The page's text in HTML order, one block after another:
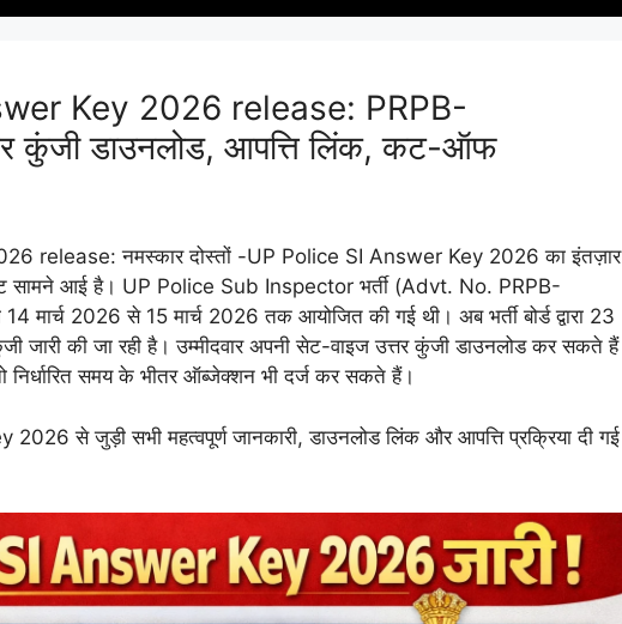
Key 2026 release: PRPB-
कुंजी डाउनलोड, आपत्ति लिंक, कट-ऑफ
release: नमस्कार दोस्तों -UP Police SI Answer Key 2026 का इंतज़ार
सामने आई है। UP Police Sub Inspector भर्ती (Advt. No. PRPB-
मार्च 2026 से 15 मार्च 2026 तक आयोजित की गई थी। अब भर्ती बोर्ड द्वारा 23
जारी की जा रही है। उम्मीदवार अपनी सेट-वाइज उत्तर कुंजी डाउनलोड कर सकते हैं
निर्धारित समय के भीतर ऑब्जेक्शन भी दर्ज कर सकते हैं।
से जुड़ी सभी महत्वपूर्ण जानकारी, डाउनलोड लिंक और आपत्ति प्रक्रिया दी गई